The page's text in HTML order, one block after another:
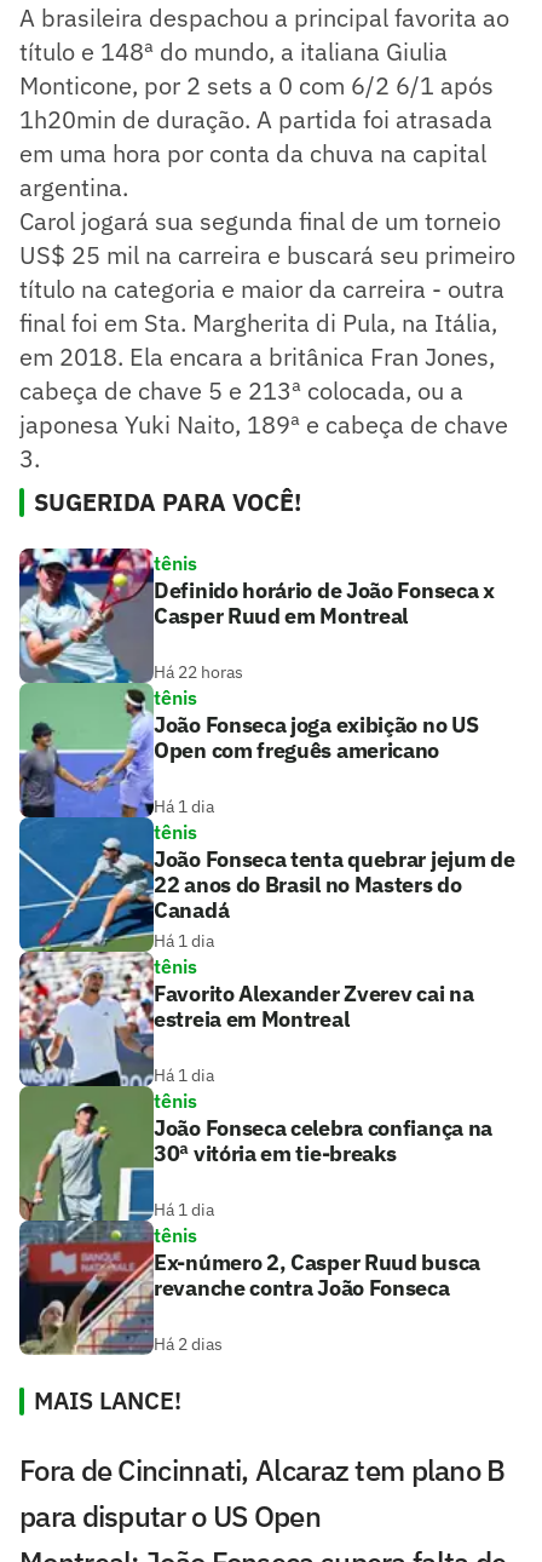
A brasileira despachou a principal favorita ao
título e 148ª do mundo, a italiana Giulia
Monticone, por 2 sets a 0 com 6/2 6/1 após
1h20min de duração. A partida foi atrasada
em uma hora por conta da chuva na capital
argentina.
Carol jogará sua segunda final de um torneio
US$ 25 mil na carreira e buscará seu primeiro
título na categoria e maior da carreira - outra
final foi em Sta. Margherita di Pula, na Itália,
em 2018. Ela encara a britânica Fran Jones,
cabeça de chave 5 e 213ª colocada, ou a
japonesa Yuki Naito, 189ª e cabeça de chave
3.
SUGERIDA PARA VOCÊ!
tênis
Definido horário de João Fonseca x
Casper Ruud em Montreal
Há 22 horas
tênis
João Fonseca joga exibição no US
Open com freguês americano
Há 1 dia
tênis
João Fonseca tenta quebrar jejum de
22 anos do Brasil no Masters do
Canadá
Há 1 dia
tênis
Favorito Alexander Zverev cai na
estreia em Montreal
Há 1 dia
tênis
João Fonseca celebra confiança na
30ª vitória em tie-breaks
Há 1 dia
tênis
Ex-número 2, Casper Ruud busca
revanche contra João Fonseca
Há 2 dias
MAIS LANCE!
Fora de Cincinnati, Alcaraz tem plano B
para disputar o US Open